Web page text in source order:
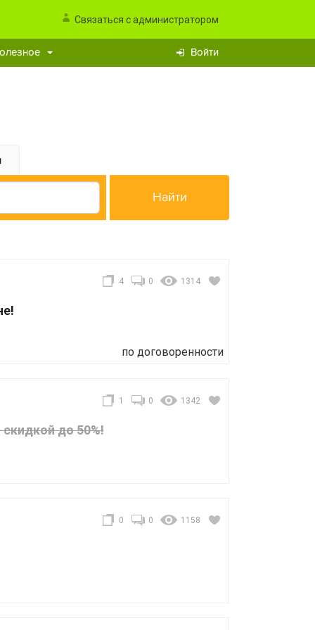
Связаться с администратором
Войти
1314
0
4
по договоренности
1342
0
1
до 50%!
1158
0
0